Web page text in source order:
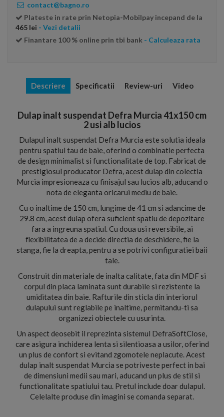
contact@bagno.ro
Plateste in rate prin Netopia-Mobilpay incepand de la
465 lei - Vezi detalii
Finantare 100 % online prin tbi bank - Calculeaza rata
Descriere Specificatii Review-uri Video
Dulap inalt suspendat Defra Murcia 41x150 cm
2 usi alb lucios
Dulapul inalt suspendat Defra Murcia este solutia ideala
pentru spatiul tau de baie, oferind o combinatie perfecta
de design minimalist si functionalitate de top. Fabricat de
prestigiosul producator Defra, acest dulap din colectia
Murcia impresioneaza cu finisajul sau lucios alb, aducand o
nota de eleganta oricarui mediu de baie.
Cu o inaltime de 150 cm, lungime de 41 cm si adancime de
29.8 cm, acest dulap ofera suficient spatiu de depozitare
fara a ingreuna spatiul. Cu doua usi reversibile, ai
flexibilitatea de a decide directia de deschidere, fie la
stanga, fie la dreapta, pentru a se potrivi configuratiei baii
tale.
Construit din materiale de inalta calitate, fata din MDF si
corpul din placa laminata sunt durabile si rezistente la
umiditatea din baie. Rafturile din sticla din interiorul
dulapului sunt reglabile pe inaltime, permitandu-ti sa
organizezi obiectele cu usurinta.
Un aspect deosebit il reprezinta sistemul DefraSoftClose,
care asigura inchiderea lenta si silentioasa a usilor, oferind
un plus de confort si evitand zgomotele neplacute. Acest
dulap inalt suspendat Murcia se potriveste perfect in bai
de dimensiuni medii sau mari, aducand un plus de stil si
functionalitate spatiului tau. Pretul include doar dulapul.
Celelalte produse din imagini se comanda separat.